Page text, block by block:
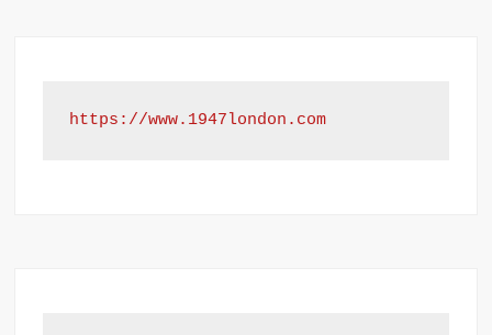
https://www.1947london.com